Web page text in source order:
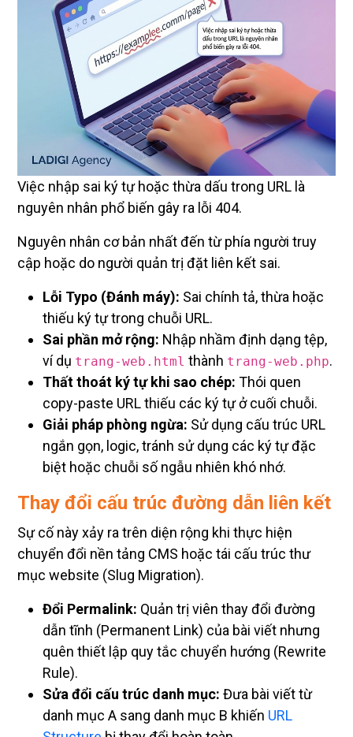
Việc nhập sai ký tự hoặc thừa dấu trong URL là
nguyên nhân phổ biến gây ra lỗi 404.
cập hoặc do người quản trị đặt liên kết sai.
thiếu ký tự trong chuỗi URL.
Sai phần mở rộng:Nhập nhầm định dạng tệp,
ví dụtrang-web.htmlthànhtrang-web.php
Thất thoát ký tự khi sao chép:Thói quen
copy-paste URL thiếu các ký tự ở cuối chuỗi.
Giải pháp phòng ngừa:Sử dụng cấu trúc URL
ngắn gọn, logic, tránh sử dụng các ký tự đặc
biệt hoặc chuỗi số ngẫu nhiên khó nhớ.
Sự cố này xảy ra trên diện rộng khi thực hiện
chuyển đổi nền tảng CMS hoặc tái cấu trúc thư
mục website (Slug Migration).
dẫn tĩnh (Permanent Link) của bài viết nhưng
quên thiết lập quy tắc chuyển hướng (Rewrite
Rule).
Sửa đổi cấu trúc danh mục:
danh mục A sang danh mục B khiếnURL
Structurebị thay đổi hoàn toàn.